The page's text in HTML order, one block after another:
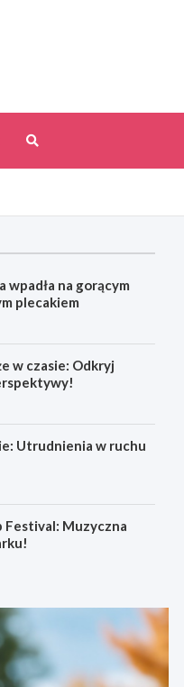
wpadła na gorącym
plecakiem
w czasie: Odkryj
Utrudnienia w ruchu
Festival: Muzyczna